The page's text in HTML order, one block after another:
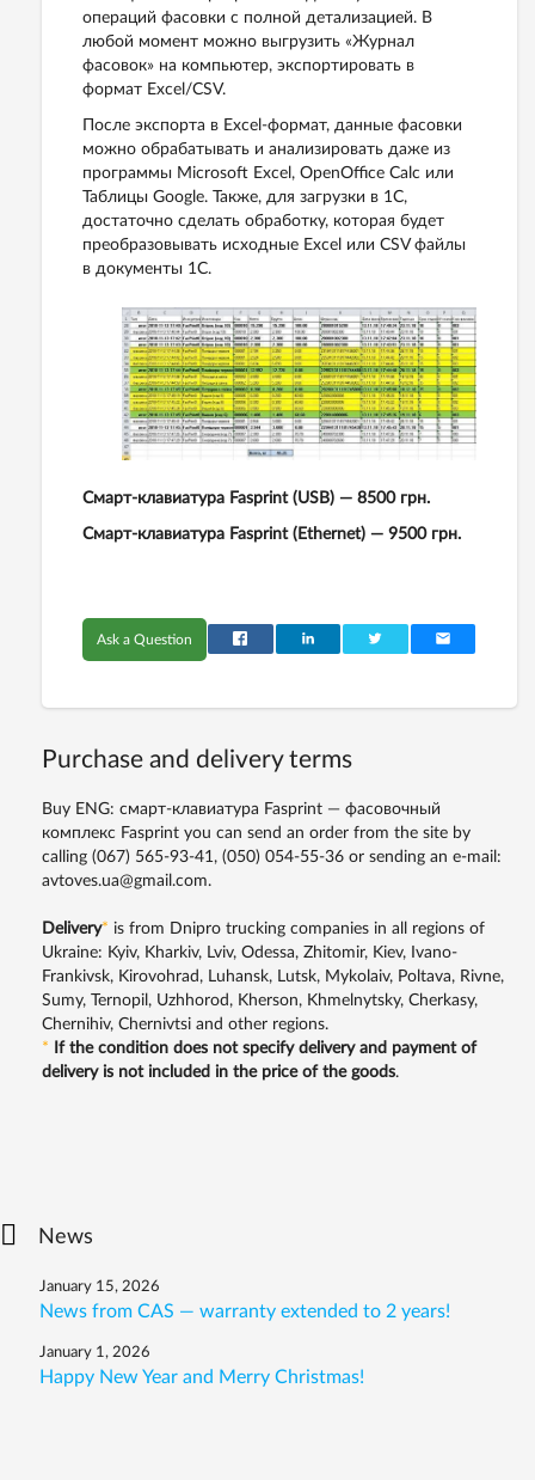
операций фасовки с полной детализацией. В
любой момент можно выгрузить «Журнал
фасовок» на компьютер, экспортировать в
формат Excel/CSV.
После экспорта в Excel-формат, данные фасовки
можно обрабатывать и анализировать даже из
программы Microsoft Excel, OpenOffice Calc или
Таблицы Google. Также, для загрузки в 1С,
достаточно сделать обработку, которая будет
преобразовывать исходные Excel или CSV файлы
в документы 1С.
Смарт-клавиатура Fasprint (USB) — 8500 грн.
Смарт-клавиатура Fasprint (Ethernet) — 9500 грн.
Ask a Question
Purchase and delivery terms
Buy ENG: смарт-клавиатура Fasprint — фасовочный
комплекс Fasprint you can send an order from the site by
calling (067) 565-93-41, (050) 054-55-36 or sending an e-mail:
avtoves.ua@gmail.com.
Delivery* is from Dnipro trucking companies in all regions of
Ukraine: Kyiv, Kharkiv, Lviv, Odessa, Zhitomir, Kiev, Ivano-
Frankivsk, Kirovohrad, Luhansk, Lutsk, Mykolaiv, Poltava, Rivne,
Sumy, Ternopil, Uzhhorod, Kherson, Khmelnytsky, Cherkasy,
Chernihiv, Chernivtsi and other regions.
*
If the condition does not specify delivery and payment of
delivery is not included in the price of the goods.
News
January 15, 2026
News from CAS — warranty extended to 2 years!
January 1, 2026
Happy New Year and Merry Christmas!